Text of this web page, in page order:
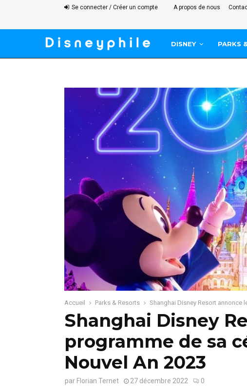
Se connecter / Créer un compte A propos de nous
DISNEY PARKS
Accueil Parks & Resorts Shanghai Disney Resort annonce
Shanghai Disney
programme de sa
Nouvel An 2023
par Florian Ternet 27 décembre 2022 0